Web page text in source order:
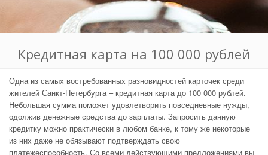
Кредитная карта на 100 000 рублей
Одна из самых востребованных разновидностей карточек среди
жителей Санкт-Петербурга – кредитная карта до 100 000 рублей.
Небольшая сумма поможет удовлетворить повседневные нужды,
одолжив денежные средства до зарплаты. Запросить данную
кредитку можно практически в любом банке, к тому же некоторые
из них даже не обязывают подтверждать свою
платежеспособность. Со всеми действующими предложениями вы